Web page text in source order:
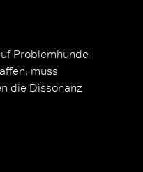
Problemhunde
muss
die Dissonanz